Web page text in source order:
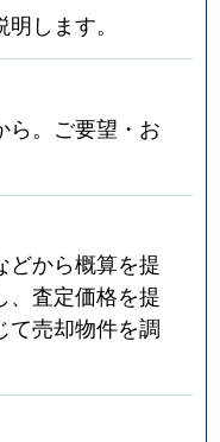
します。
ら。ご要望・お
どから概算を提
、査定価格を提
て売却物件を調